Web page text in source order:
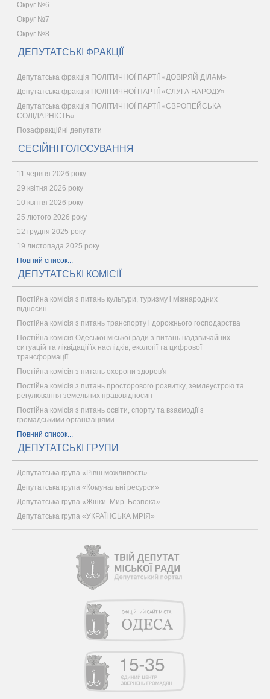
Округ №6
Округ №7
Округ №8
ДЕПУТАТСЬКІ ФРАКЦІЇ
Депутатська фракція ПОЛІТИЧНОЇ ПАРТІЇ «ДОВІРЯЙ ДІЛАМ»
Депутатська фракція ПОЛІТИЧНОЇ ПАРТІЇ «СЛУГА НАРОДУ»
Депутатська фракція ПОЛІТИЧНОЇ ПАРТІЇ «ЄВРОПЕЙСЬКА
СОЛІДАРНІСТЬ»
Позафракційні депутати
СЕСІЙНІ ГОЛОСУВАННЯ
11 червня 2026 року
29 квітня 2026 року
10 квітня 2026 року
25 лютого 2026 року
12 грудня 2025 року
19 листопада 2025 року
Повний список...
ДЕПУТАТСЬКІ КОМІСІЇ
Постійна комісія з питань культури, туризму і міжнародних
відносин
Постійна комісія з питань транспорту і дорожнього господарства
Постійна комісія Одеської міської ради з питань надзвичайних
ситуацій та ліквідації їх наслідків, екології та цифрової
трансформації
Постійна комісія з питань охорони здоров'я
Постійна комісія з питань просторового розвитку, землеустрою та
регулювання земельних правовідносин
Постійна комісія з питань освіти, спорту та взаємодії з
громадськими організаціями
Повний список...
ДЕПУТАТСЬКІ ГРУПИ
Депутатська група «Рівні можливості»
Депутатська група «Комунальні ресурси»
Депутатська група «Жінки. Мир. Безпека»
Депутатська група «УКРАЇНСЬКА МРІЯ»